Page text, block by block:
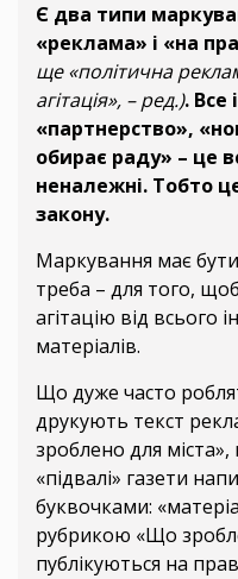
Є два типи
«реклама» і «на
ще «політична
агітація», – ред.). Все
«партнерство»,
обирає раду» – це
неналежні. Тобто
закону.
Маркування має
треба – для того,
агітацію від всього
матеріалів.
Що дуже часто
друкують текст
зроблено для
«підвалі» газети
буквочками:
рубрикою «Що
публікуються на